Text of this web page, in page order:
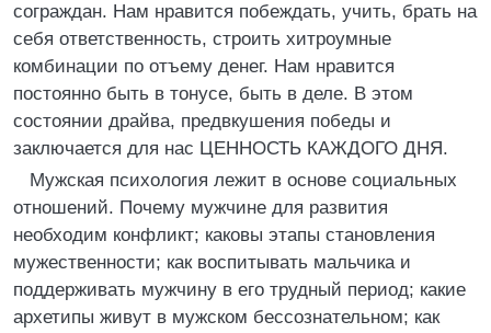
сограждан. Нам нравится побеждать, учить, брать на
себя ответственность, строить хитроумные
комбинации по отъему денег. Нам нравится
постоянно быть в тонусе, быть в деле. В этом
состоянии драйва, предвкушения победы и
заключается для нас ЦЕННОСТЬ КАЖДОГО ДНЯ.
Мужская психология лежит в основе социальных
отношений. Почему мужчине для развития
необходим конфликт; каковы этапы становления
мужественности; как воспитывать мальчика и
поддерживать мужчину в его трудный период; какие
архетипы живут в мужском бессознательном; как